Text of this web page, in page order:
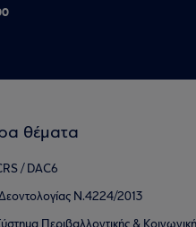
θέματα
/ DAC6
Ν.4224/2013